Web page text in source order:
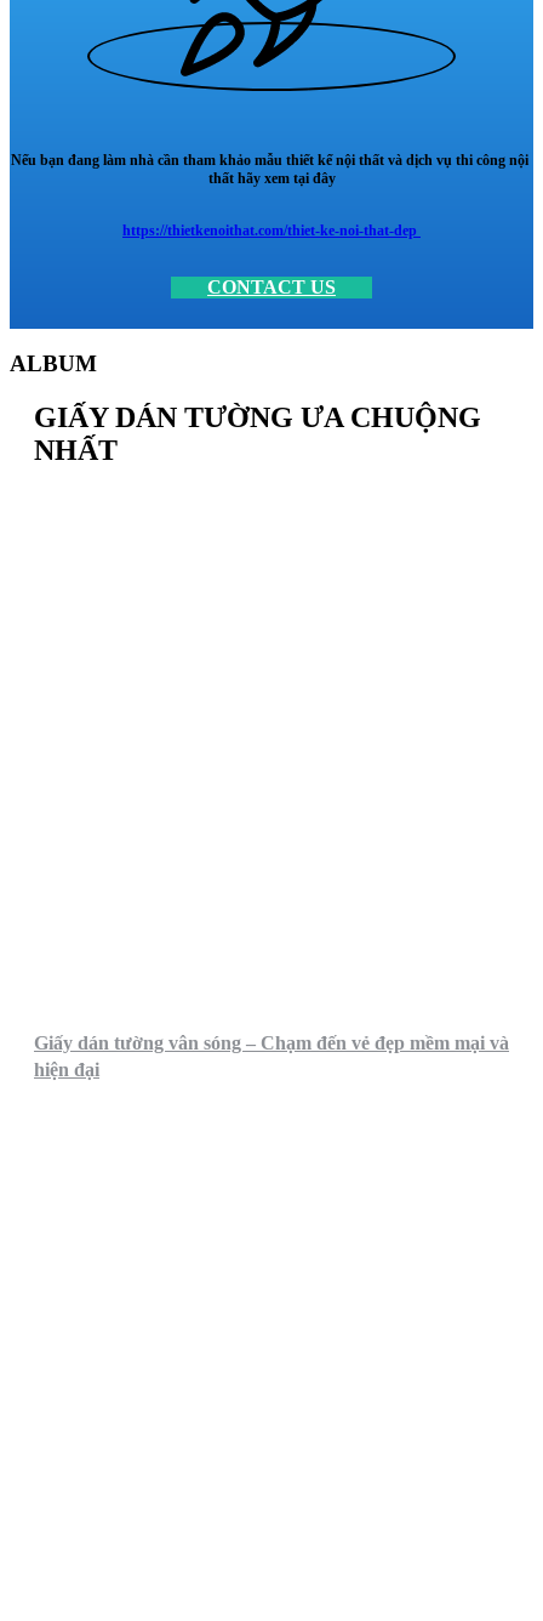
Nếu bạn đang làm nhà cần tham khảo mẫu thiết kế nội thất và dịch vụ thi công nội
thất hãy xem tại đây
https://thietkenoithat.com/thiet-ke-noi-that-dep
CONTACT US
ALBUM
GIẤY DÁN TƯỜNG ƯA CHUỘNG
NHẤT
Giấy dán tường vân sóng – Chạm đến vẻ đẹp mềm mại và
hiện đại